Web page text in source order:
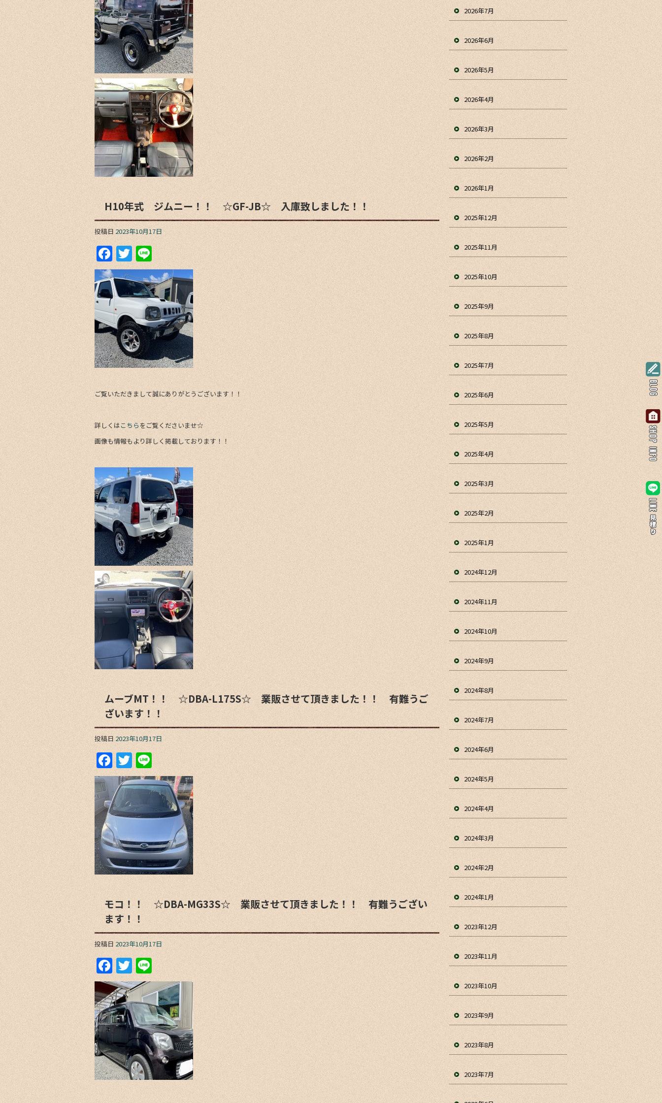
H10年式 ジムニー！！ ☆GF-JB☆ 入庫致しました！！
投稿日 2023年10月17日
F
a
c
e
b
o
o
k
T
w
itt
er
Li
n
e
ご覧いただきまして誠にありがとうございます！！
詳しくはこちらをご覧くださいませ☆
画像も情報もより詳しく掲載しております！！
ムーブMT！！ ☆DBA-L175S☆ 業販させて頂きました！！ 有難うご
ざいます！！
投稿日 2023年10月17日
F
a
c
e
b
o
o
k
T
w
itt
er
Li
n
e
モコ！！ ☆DBA-MG33S☆ 業販させて頂きました！！ 有難うござい
ます！！
投稿日 2023年10月17日
F
a
c
e
b
o
o
k
T
w
itt
er
Li
n
e
2026年7月
2026年6月
2026年5月
2026年4月
2026年3月
2026年2月
2026年1月
2025年12月
2025年11月
2025年10月
2025年9月
2025年8月
2025年7月
2025年6月
2025年5月
2025年4月
2025年3月
2025年2月
2025年1月
2024年12月
2024年11月
2024年10月
2024年9月
2024年8月
2024年7月
2024年6月
2024年5月
2024年4月
2024年3月
2024年2月
2024年1月
2023年12月
2023年11月
2023年10月
2023年9月
2023年8月
2023年7月